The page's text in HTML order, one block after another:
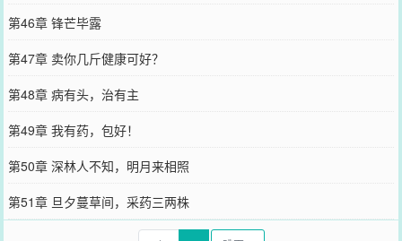
第46章 锋芒毕露
第47章 卖你几斤健康可好？
第48章 病有头，治有主
第49章 我有药，包好！
第50章 深林人不知，明月来相照
第51章 旦夕蔓草间，采药三两株